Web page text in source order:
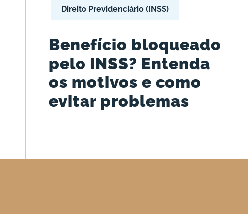
Direito Previdenciário (INSS)
Benefício bloqueado
pelo INSS? Entenda
os motivos e como
evitar problemas